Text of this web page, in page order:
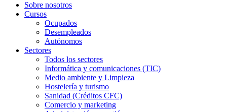
Sobre nosotros
Cursos
Ocupados
Desempleados
Autónomos
Sectores
Todos los sectores
Informática y comunicaciones (TIC)
Medio ambiente y Limpieza
Hostelería y turismo
Sanidad (Créditos CFC)
Comercio y marketing